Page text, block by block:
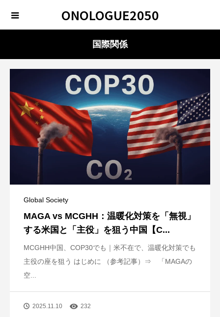
ONOLOGUE2050
国際関係
Global Society
MAGA vs MCGHH：温暖化対策を「無視」
する米国と「主役」を狙う中国【C...
MCGHH中国、COP30でも｜米不在で、温暖化対策でも
主役の座を狙う はじめに （参考記事）⇒ 「MAGAの
空...
2025.11.10 232